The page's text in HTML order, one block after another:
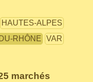
HAUTES-ALPES
RHÔNE
VAR
marchés